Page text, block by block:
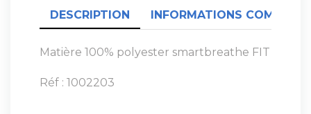
DESCRIPTION INFORMATIONS
Matière 100% polyester smartbreathe FIT
Réf : 1002203